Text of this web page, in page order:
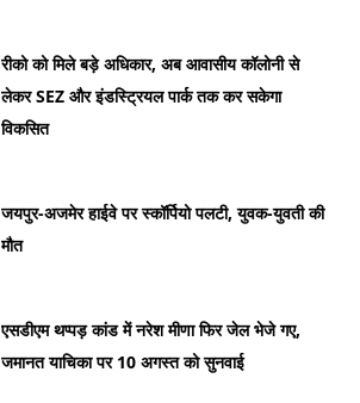
रीको को मिले बड़े अधिकार, अब आवासीय कॉलोनी से
लेकर SEZ और इंडस्ट्रियल पार्क तक कर सकेगा
विकसित
जयपुर-अजमेर हाईवे पर स्कॉर्पियो पलटी, युवक-युवती की
मौत
एसडीएम थप्पड़ कांड में नरेश मीणा फिर जेल भेजे गए,
जमानत याचिका पर 10 अगस्त को सुनवाई